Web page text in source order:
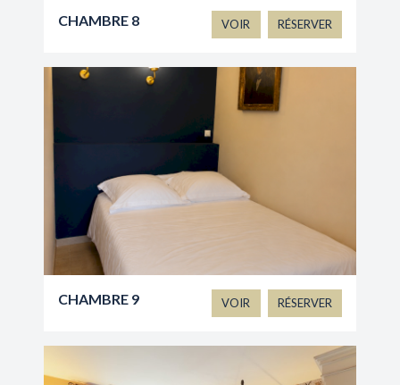
CHAMBRE 8 VOIR RÉSERVER
CHAMBRE 9 VOIR RÉSERVER